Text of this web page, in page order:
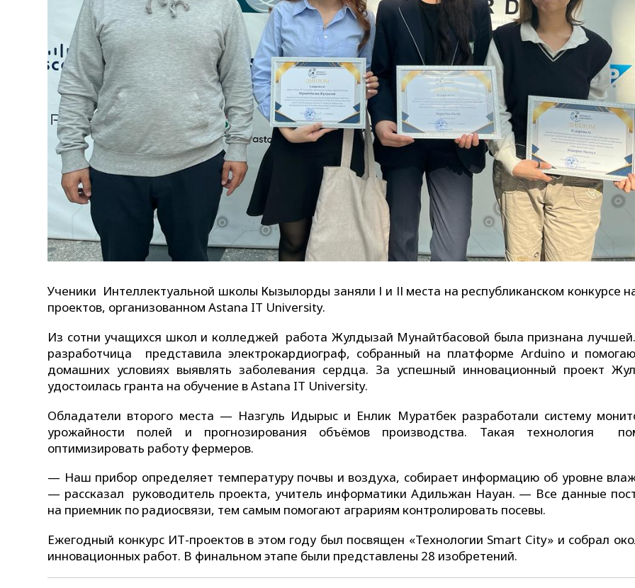
Ученики Интеллектуальной школы Кызылорды заняли І и ІІ места на республиканском конкурсе
проектов, организованном Astana IT University.
Из сотни учащихся школ и колледжей работа Жулдызай Мунайтбасовой была признана
разработчица представила электрокардиограф, собранный на платформе Arduino и
домашних условиях выявлять заболевания сердца. За успешный инновационный проект
удостоилась гранта на обучение в Astana IT University.
Обладатели второго места — Назгуль Идырыс и Енлик Муратбек разработали систему
урожайности полей и прогнозирования объёмов производства. Такая технология
оптимизировать работу фермеров.
— Наш прибор определяет температуру почвы и воздуха, собирает информацию об уровне
— рассказал руководитель проекта, учитель информатики Адильжан Науан. — Все данные
на приемник по радиосвязи, тем самым помогают аграриям контролировать посевы.
Ежегодный конкурс ИТ-проектов в этом году был посвящен «Технологии Smart City» и собрал
инновационных работ. В финальном этапе были представлены 28 изобретений.